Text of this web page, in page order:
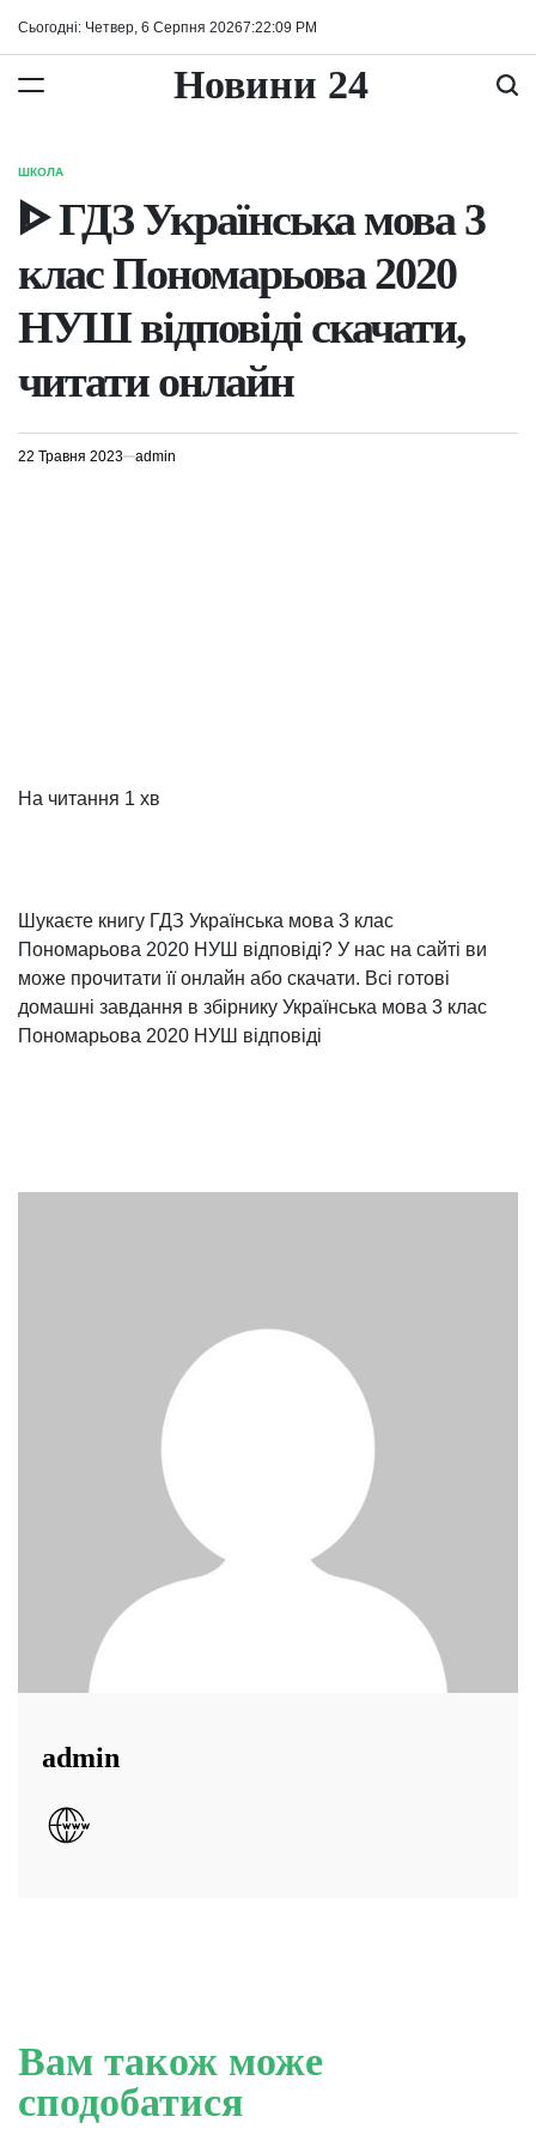
Сьогодні: Четвер, 6 Серпня 20267:22:09 PM
Новини 24
ОПУБЛІКУВАТИ
У
ШКОЛА
ᐈ ГДЗ Українська мова 3
клас Пономарьова 2020
НУШ відповіді скачати,
читати онлайн
22 Травня 2023 admin
На читання 1 хв
Шукаєте книгу ГДЗ Українська мова 3 клас
Пономарьова 2020 НУШ відповіді? У нас на сайті ви
може прочитати її онлайн або скачати. Всі готові
домашні завдання в збірнику Українська мова 3 клас
Пономарьова 2020 НУШ відповіді
admin
Вам також може
сподобатися